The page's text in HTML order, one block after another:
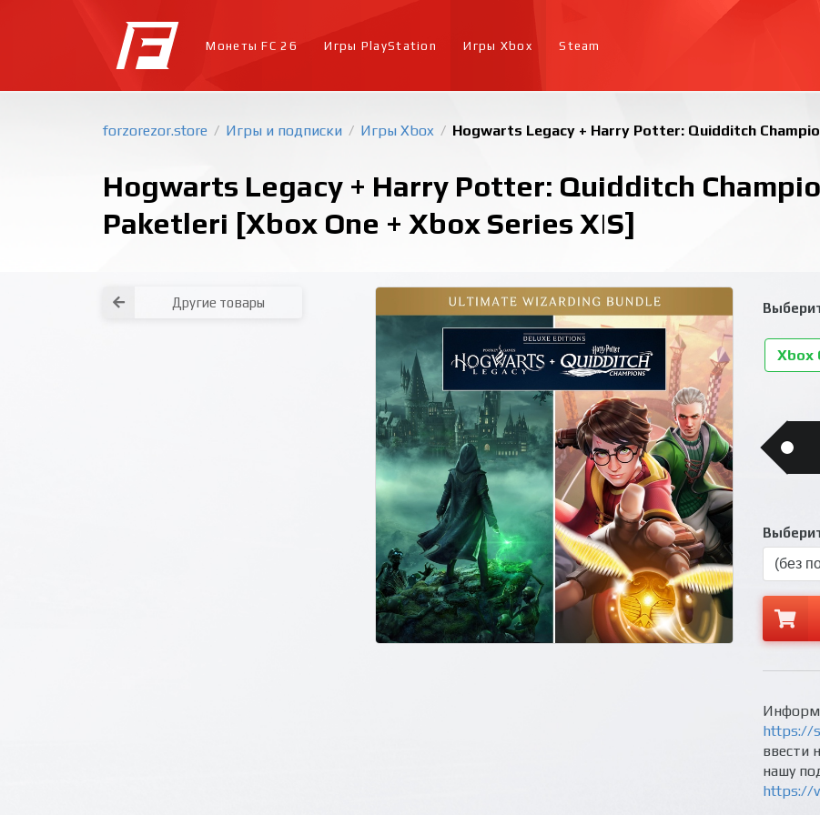
Монеты FC 26 Игры PlayStation Игры Xbox Steam
forzorezor.store / Игры и подписки / Игры Xbox / Hogwarts Legacy + Harry Potter: Quidditch
Hogwarts Legacy + Harry Potter: Quidditch
Paketleri [Xbox One + Xbox Series X|S]
Другие товары
Xbox
https://
ввести
нашу
https://